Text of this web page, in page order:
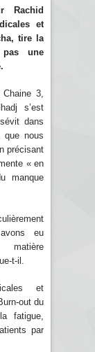
Rachid
et
tire la
pas une
3,
s’est
dans
nous
précisant
« en
manque
eu
matière
t-il.
et
out du
fatigue,
par